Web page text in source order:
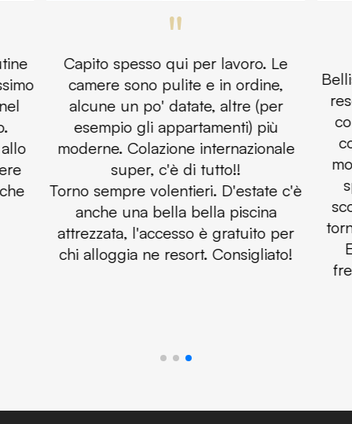
"
Capito spesso qui per lavoro. Le
camere sono pulite e in ordine,
alcune un po' datate, altre (per
esempio gli appartamenti) più
moderne. Colazione internazionale
super, c'è di tutto!!
Torno sempre volentieri. D'estate c'è
anche una bella bella piscina
attrezzata, l'accesso è gratuito per
chi alloggia ne resort. Consigliato!